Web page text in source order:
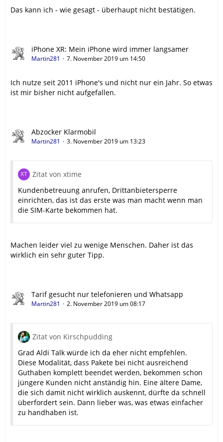
Das kann ich - wie gesagt - überhaupt nicht bestätigen.
iPhone XR: Mein iPhone wird immer langsamer
Martin281 7. November 2019 um 14:50
Ich nutze seit 2011 iPhone's und nicht nur ein Jahr. So etwas
ist mir bisher nicht aufgefallen.
Abzocker Klarmobil
Martin281 3. November 2019 um 13:23
Zitat von xtime
Kundenbetreuung anrufen, Drittanbietersperre
einrichten, das ist das erste was man macht wenn man
die SIM-Karte bekommen hat.
Machen leider viel zu wenige Menschen. Daher ist das
wirklich ein sehr guter Tipp.
Tarif gesucht nur telefonieren und Whatsapp
Martin281 2. November 2019 um 08:17
Zitat von Kirschpudding
Grad Aldi Talk würde ich da eher nicht empfehlen.
Diese Modalität, dass Pakete bei nicht ausreichend
Guthaben komplett beendet werden, bekommen schon
jüngere Kunden nicht anständig hin. Eine ältere Dame,
die sich damit nicht wirklich auskennt, dürfte da schnell
überfordert sein. Dann lieber was, was etwas einfacher
zu handhaben ist.